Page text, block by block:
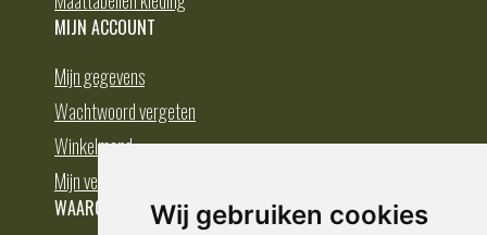
Wij gebruiken cookies
MIJN ACCOUNT
Mijn gegevens
Wachtwoord vergeten
Winkelmand
Mijn verlanglijst
WAAROM BESTELLEN BIJ DEDUMP.NL